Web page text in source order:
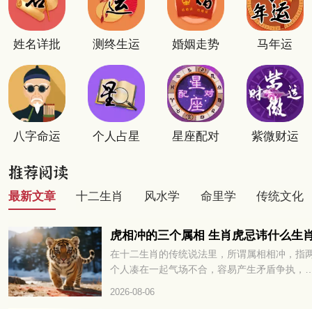
姓名详批 测终生运 婚姻走势 马年运
八字命运 个人占星 星座配对 紫微财运
最新文章 十二生肖 风水学 命里学 传统文化
虎相冲的三个属相 生肖虎忌讳什么生
在十二生肖的传统说法里，所谓属相相冲，指
个人凑在一起气场不合，容易产生矛盾争执，
2026-08-06